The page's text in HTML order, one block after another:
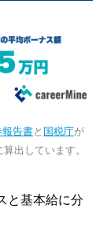
告書と 国税庁が
出しています。
と基本給に分